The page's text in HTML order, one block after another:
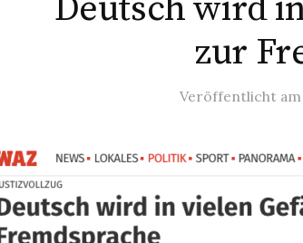
Deutsch wird
zur
Veröffentlicht am